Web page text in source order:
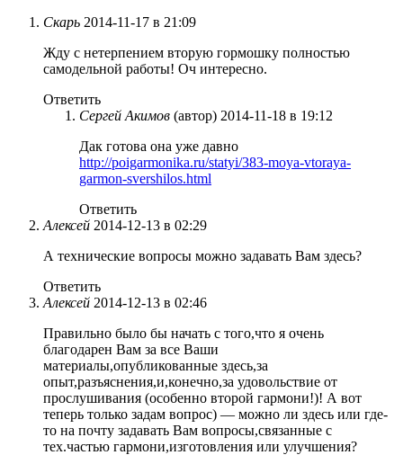
Скарь 2014-11-17 в 21:09
Жду с нетерпением вторую гормошку полностью
самодельной работы! Оч интересно.
Ответить
Сергей Акимов (автор) 2014-11-18 в 19:12
Дак готова она уже давно
http://poigarmonika.ru/statyi/383-moya-vtoraya-
garmon-svershilos.html
Ответить
Алексей 2014-12-13 в 02:29
А технические вопросы можно задавать Вам здесь?
Ответить
Алексей 2014-12-13 в 02:46
Правильно было бы начать с того,что я очень
благодарен Вам за все Ваши
материалы,опубликованные здесь,за
опыт,разъяснения,и,конечно,за удовольствие от
прослушивания (особенно второй гармони!)! А вот
теперь только задам вопрос) — можно ли здесь или где-
то на почту задавать Вам вопросы,связанные с
тех.частью гармони,изготовления или улучшения?